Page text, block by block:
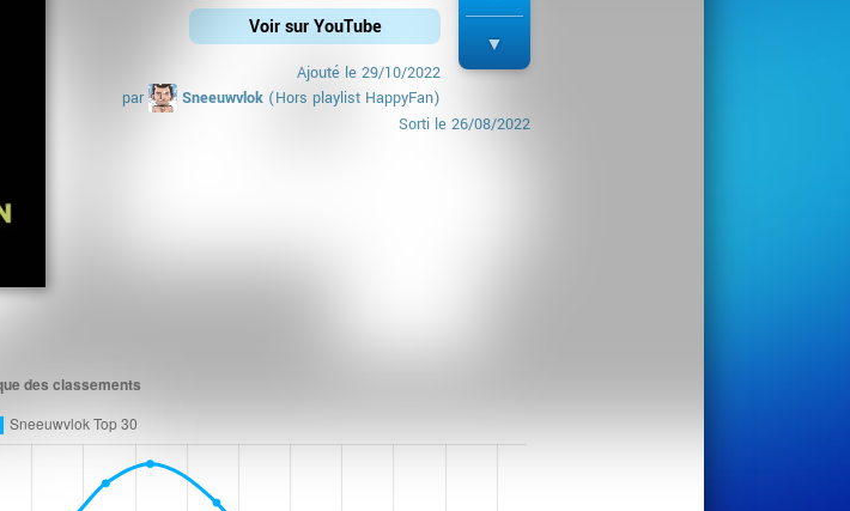
Voir sur YouTube
Ajouté le 29/10/2022
par
Sneeuwvlok (Hors playlist HappyFan)
Sorti le 26/08/2022